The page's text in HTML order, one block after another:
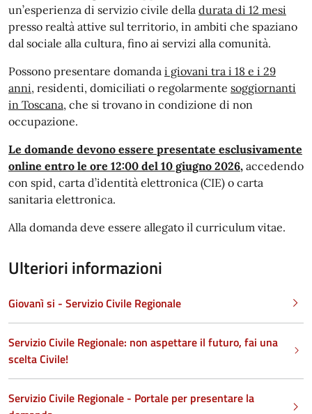
un’esperienza di servizio civile della durata di 12 mesi
presso realtà attive sul territorio, in ambiti che spaziano
dal sociale alla cultura, fino ai servizi alla comunità.
Possono presentare domanda i giovani tra i 18 e i 29
anni, residenti, domiciliati o regolarmente soggiornanti
in Toscana, che si trovano in condizione di non
occupazione.
Le domande devono essere presentate esclusivamente
online entro le ore 12:00 del 10 giugno 2026, accedendo
con spid, carta d’identità elettronica (CIE) o carta
sanitaria elettronica.
Alla domanda deve essere allegato il curriculum vitae.
Ulteriori informazioni
Giovanì si - Servizio Civile Regionale
Servizio Civile Regionale: non aspettare il futuro, fai una
scelta Civile!
Servizio Civile Regionale - Portale per presentare la